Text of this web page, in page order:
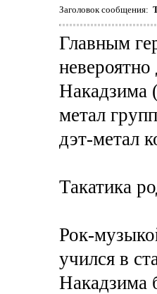
Заголовок сообщения:
Главным
Накадзима
метал
дэт-метал
Такатика
Рок-
учился в
Накадзима